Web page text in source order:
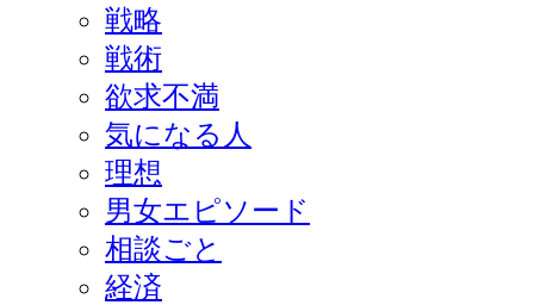
戦略
戦術
欲求不満
気になる人
理想
男女エピソード
相談ごと
経済